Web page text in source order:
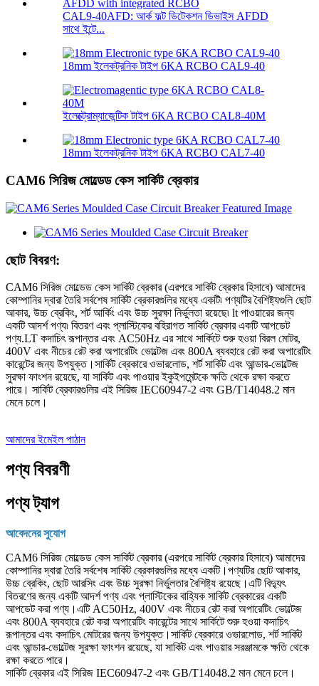
CAL9-40AFD: আর্ক ফল্ট ডিটেকশন ডিভাইস AFDD
সাথে ইন্টে...
18mm ইলেকট্রনিক টাইপ 6KA RCBO CAL9-40
ইলেক্ট্রোম্যাজেন্টিক টাইপ 6KA RCBO CAL8-40M
18mm ইলেকট্রনিক টাইপ 6KA RCBO CAL7-40
CAM6 সিরিজ মোল্ডেড কেস সার্কিট ব্রেকার
ছোট বিবরণ:
CAM6 সিরিজ মোল্ডেড কেস সার্কিট ব্রেকার (এরপরে সার্কিট ব্রেকার হিসাবে) আমাদের
কোম্পানির দ্বারা তৈরি সর্বশেষ সার্কিট ব্রেকারগুলির মধ্যে একটি৷ পণ্যটির বৈশিষ্ট্যগুলি ছোট
আকার, উচ্চ ব্রেকিং, শর্ট আর্কিং এবং উচ্চ সুরক্ষা নির্ভুলতা রয়েছে৷ lt পাওয়ারের জন্য
একটি আদর্শ পণ্য৷ বিতরণ এবং প্লাস্টিকের বহিরাগত সার্কিট ব্রেকার একটি আপডেট
পণ্য.LT কদাচিৎ রূপান্তর এবং AC50Hz এর সাথে সার্কিটে শুরু হওয়া বিরল মোটর,
400V এবং নীচের রেট করা অপারেটিং ভোল্টেজ এবং 800A ব্যবহারে রেট করা অপারেটিং
কারেন্টের জন্য উপযুক্ত।সার্কিট ব্রেকারে ওভারলোড, শর্ট সার্কিট এবং আন্ডার-ভোল্টেজ
সুরক্ষা ফাংশন রয়েছে, যা সার্কিট এবং পাওয়ার ইকুইপমেন্টকে ক্ষতি থেকে রক্ষা করতে
পারে। সার্কিট ব্রেকারগুলির এই সিরিজ IEC60947-2 এবং GB/T14048.2 মান
মেনে চলে।
আমাদের ইমেইল পাঠান
পণ্য বিবরণী
পণ্য ট্যাগ
আবেদনের সুযোগ
CAM6 সিরিজ মোল্ডেড কেস সার্কিট ব্রেকার (এরপরে সার্কিট ব্রেকার হিসাবে) আমাদের
কোম্পানির দ্বারা তৈরি সর্বশেষ সার্কিট ব্রেকারগুলির মধ্যে একটি।পণ্যটির ছোট আকার,
উচ্চ ব্রেকিং, ছোট আরসিং এবং উচ্চ সুরক্ষা নির্ভুলতার বৈশিষ্ট্য রয়েছে।এটি বিদ্যুৎ
বিতরণের জন্য একটি আদর্শ পণ্য এবং প্লাস্টিকের বাহ্যিক সার্কিট ব্রেকারের একটি
আপডেট করা পণ্য।এটি AC50Hz, 400V এবং নীচের রেট করা অপারেটিং ভোল্টেজ
এবং 800A ব্যবহারে রেট করা অপারেটিং কারেন্টের সাথে সার্কিটে শুরু হওয়া কদাচিৎ
রূপান্তর এবং কদাচিৎ মোটরের জন্য উপযুক্ত।সার্কিট ব্রেকারে ওভারলোড, শর্ট সার্কিট
এবং আন্ডার-ভোল্টেজ সুরক্ষা ফাংশন রয়েছে, যা সার্কিট এবং পাওয়ার সরঞ্জামকে ক্ষতি থেকে
রক্ষা করতে পারে।
সার্কিট ব্রেকার এই সিরিজ IEC60947-2 এবং GB/T14048.2 মান মেনে চলে।